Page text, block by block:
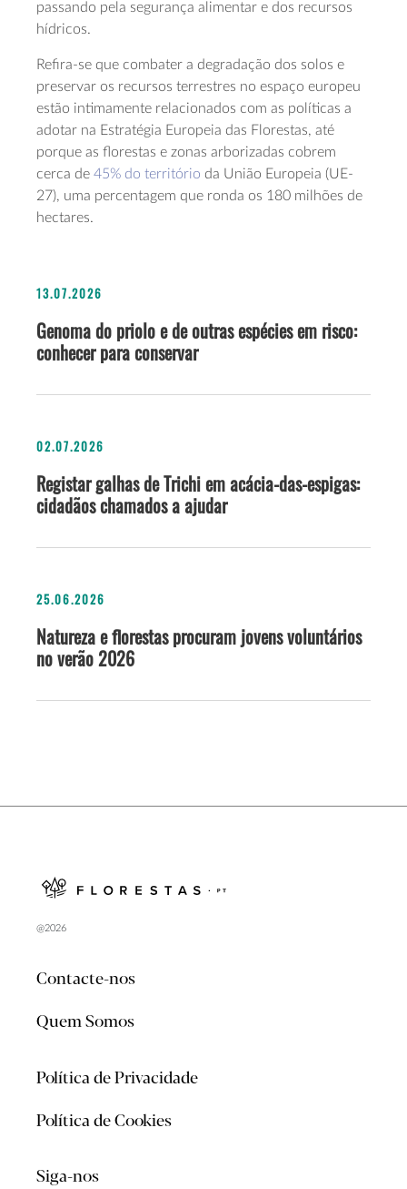
passando pela segurança alimentar e dos recursos
hídricos.
Refira-se que combater a degradação dos solos e
preservar os recursos terrestres no espaço europeu
estão intimamente relacionados com as políticas a
adotar na Estratégia Europeia das Florestas, até
porque as florestas e zonas arborizadas cobrem
cerca de 45% do território da União Europeia (UE-
27), uma percentagem que ronda os 180 milhões de
hectares.
13.07.2026
Genoma do priolo e de outras espécies em risco:
conhecer para conservar
02.07.2026
Registar galhas de Trichi em acácia-das-espigas:
cidadãos chamados a ajudar
25.06.2026
Natureza e florestas procuram jovens voluntários
no verão 2026
@2026
Contacte-nos
Quem Somos
Política de Privacidade
Política de Cookies
Siga-nos